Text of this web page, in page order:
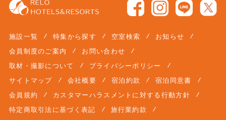
施設一覧 特集から探す 空室検索
お知らせ
会員制度のご案内
お問い合わせ
取材・撮影について
プライバシーポリシー
サイトマップ
会社概要 宿泊約款
宿泊同意書
会員規約
カスタマーハラスメントに対する行動方針
特定商取引法に基づく表記
旅行業約款